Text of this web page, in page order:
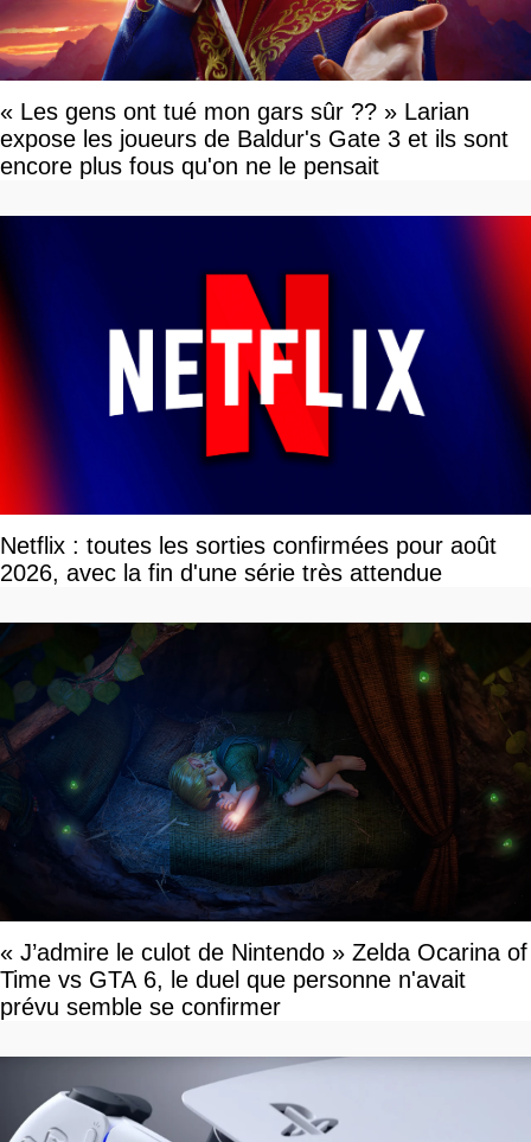
« Les gens ont tué mon gars sûr ?? » Larian
expose les joueurs de Baldur's Gate 3 et ils sont
encore plus fous qu'on ne le pensait
Netflix : toutes les sorties confirmées pour août
2026, avec la fin d'une série très attendue
« J’admire le culot de Nintendo » Zelda Ocarina of
Time vs GTA 6, le duel que personne n'avait
prévu semble se confirmer